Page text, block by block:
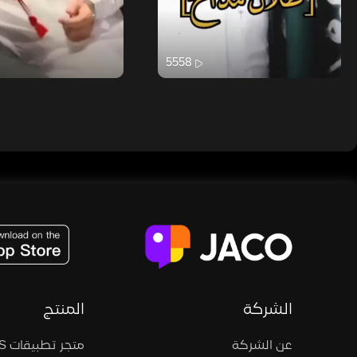
5558
الشركة
عن الشركة
المنتج
متجر تطبيقات iOS